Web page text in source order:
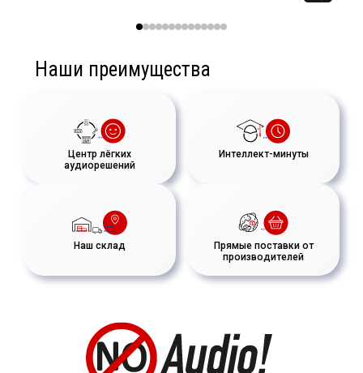
Наши преимущества
Центр лёгких
аудиорешений
Интеллект-минуты
Наш склад
Прямые поставки от
производителей